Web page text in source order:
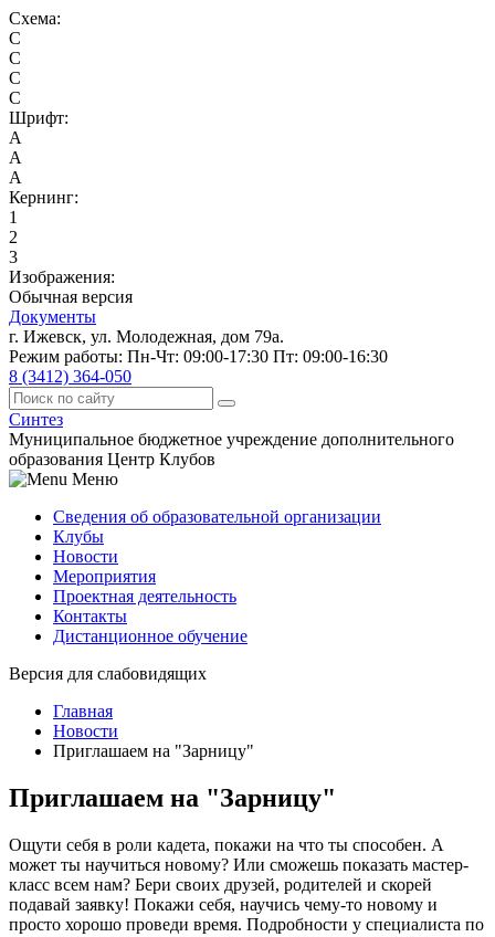
Схема:
C
C
C
C
Шрифт:
A
A
A
Кернинг:
1
2
3
Изображения:
Обычная версия
Документы
г. Ижевск, ул. Молодежная, дом 79а.
Режим работы: Пн-Чт: 09:00-17:30 Пт: 09:00-16:30
8 (3412) 364-050
Синтез
Муниципальное бюджетное учреждение дополнительного
образования Центр Клубов
Меню
Сведения об образовательной организации
Клубы
Новости
Мероприятия
Проектная деятельность
Контакты
Дистанционное обучение
Версия для слабовидящих
Главная
Новости
Приглашаем на "Зарницу"
Приглашаем на "Зарницу"
Ощути себя в роли кадета, покажи на что ты способен. А
может ты научиться новому? Или сможешь показать мастер-
класс всем нам? Бери своих друзей, родителей и скорей
подавай заявку! Покажи себя, научись чему-то новому и
просто хорошо проведи время. Подробности у специалиста по